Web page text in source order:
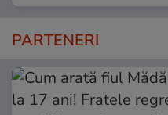
PARTENERI